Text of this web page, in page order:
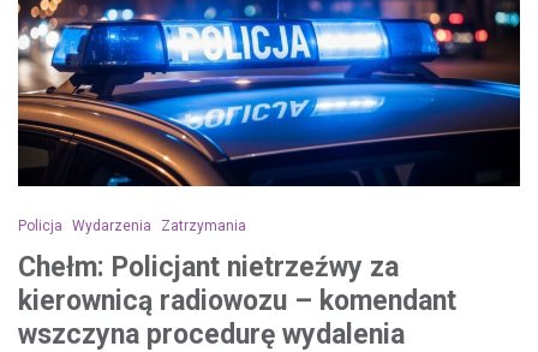
Policja Wydarzenia Zatrzymania
Chełm: Policjant nietrzeźwy za
kierownicą radiowozu – komendant
wszczyna procedurę wydalenia